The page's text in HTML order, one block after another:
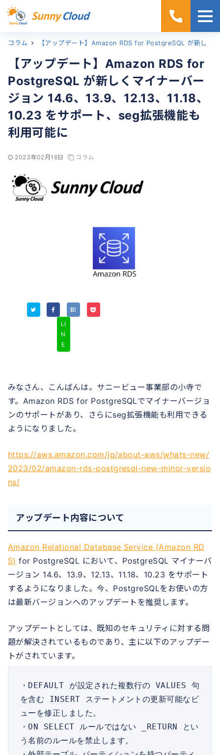
ホーム
コラム
【アップデート】Amazon RDS for
PostgreSQL が新しくマイナーバー
ジョン 14.6、13.9、12.13、11.18、
10.23 をサポート、seg拡張機能も
利用可能に
2023年02月16日 コラム
LI
N
E
みなさん、こんばんは。サニービュー事業部の小寺で
す。Amazon RDS for PostgreSQLでマイナーバージョ
ンのサポートがあり、さらにseg拡張機能も利用できる
ようになりました。
https://aws.amazon.com/jp/about-aws/whats-new/
2023/02/amazon-rds-postgresql-new-minor-versio
ns/
アップデート内容について
Amazon Relational Database Service (Amazon RD
S) for PostgreSQL において、PostgreSQL マイナーバ
ージョン 14.6、13.9、12.13、11.18、10.23 をサポート
するようになりました。今、PostgreSQLをお使いの方
は最新バージョンへのアップデートを推奨します。
アップデートとしては、既知のセキュリティに対する問
題が解決されているものであり、主に以下のアップデー
トがされています。
・DEFAULT が設定された複数行の VALUES 句
を含む INSERT ステートメントの更新可能なビ
ューを修正しました。
・ON SELECT ルールではない _RETURN とい
う名前のルールを禁止します。